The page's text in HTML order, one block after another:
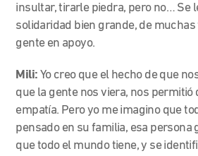
insultar, tirarle piedra, pero no… Se
solidaridad bien grande, de
gente en apoyo.
Mili: Yo creo que el hecho de que
que la gente nos viera, nos permitió
empatía. Pero yo me imagino que
pensado en su familia, esa persona
que todo el mundo tiene, y se